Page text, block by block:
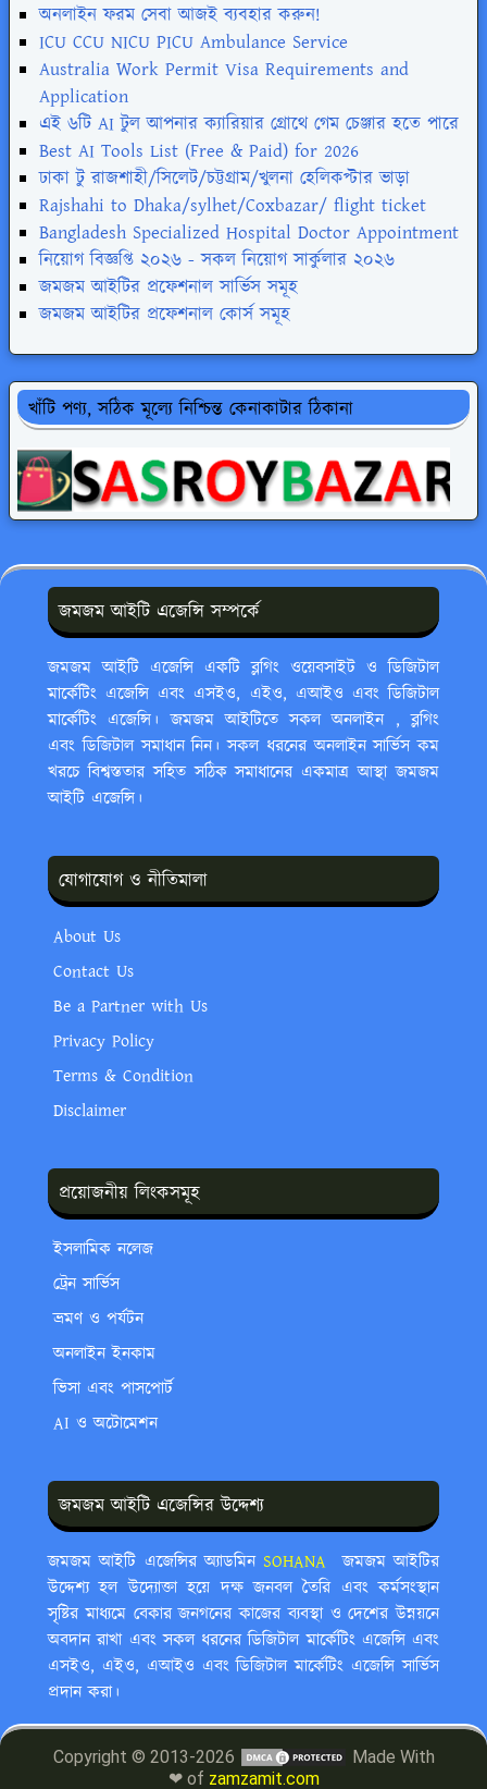
অনলাইন ফরম সেবা আজই ব্যবহার করুন!
ICU CCU NICU PICU Ambulance Service
Australia Work Permit Visa Requirements and
Application
এই ৬টি AI টুল আপনার ক্যারিয়ার গ্রোথে গেম চেঞ্জার হতে পারে
Best AI Tools List (Free & Paid) for 2026
ঢাকা টু রাজশাহী/সিলেট/চট্টগ্রাম/খুলনা হেলিকপ্টার ভাড়া
Rajshahi to Dhaka/sylhet/Coxbazar/ flight ticket
Bangladesh Specialized Hospital Doctor Appointment
নিয়োগ বিজ্ঞপ্তি ২০২৬ - সকল নিয়োগ সার্কুলার ২০২৬
জমজম আইটির প্রফেশনাল সার্ভিস সমূহ
জমজম আইটির প্রফেশনাল কোর্স সমূহ
খাঁটি পণ্য, সঠিক মূল্যে নিশ্চিন্ত কেনাকাটার ঠিকানা
জমজম আইটি এজেন্সি সম্পর্কে
জমজম আইটি এজেন্সি একটি ব্লগিং ওয়েবসাইট ও ডিজিটাল
মার্কেটিং এজেন্সি এবং এসইও, এইও, এআইও এবং ডিজিটাল
মার্কেটিং এজেন্সি। জমজম আইটিতে সকল অনলাইন , ব্লগিং
এবং ডিজিটাল সমাধান নিন। সকল ধরনের অনলাইন সার্ভিস কম
খরচে বিশ্বস্ততার সহিত সঠিক সমাধানের একমাত্র আস্থা জমজম
আইটি এজেন্সি।
যোগাযোগ ও নীতিমালা
About Us
Contact Us
Be a Partner with Us
Privacy Policy
Terms & Condition
Disclaimer
প্রয়োজনীয় লিংকসমূহ
ইসলামিক নলেজ
ট্রেন সার্ভিস
ভ্রমণ ও পর্যটন
অনলাইন ইনকাম
ভিসা এবং পাসপোর্ট
AI ও অটোমেশন
জমজম আইটি এজেন্সির উদ্দেশ্য
জমজম আইটি এজেন্সির অ্যাডমিন SOHANA ‍জমজম আইটির
উদ্দেশ্য হল উদ্যোক্তা হয়ে দক্ষ জনবল তৈরি এবং কর্মসংস্থান
সৃষ্টির মাধ্যমে বেকার জনগনের কাজের ব্যবস্থা ও দেশের উন্নয়নে
অবদান রাখা এবং সকল ধরনের ডিজিটাল মার্কেটিং এজেন্সি এবং
এসইও, এইও, এআইও এবং ডিজিটাল মার্কেটিং এজেন্সি সার্ভিস
প্রদান করা।
Copyright © 2013-2026
Made With
❤ of zamzamit.com